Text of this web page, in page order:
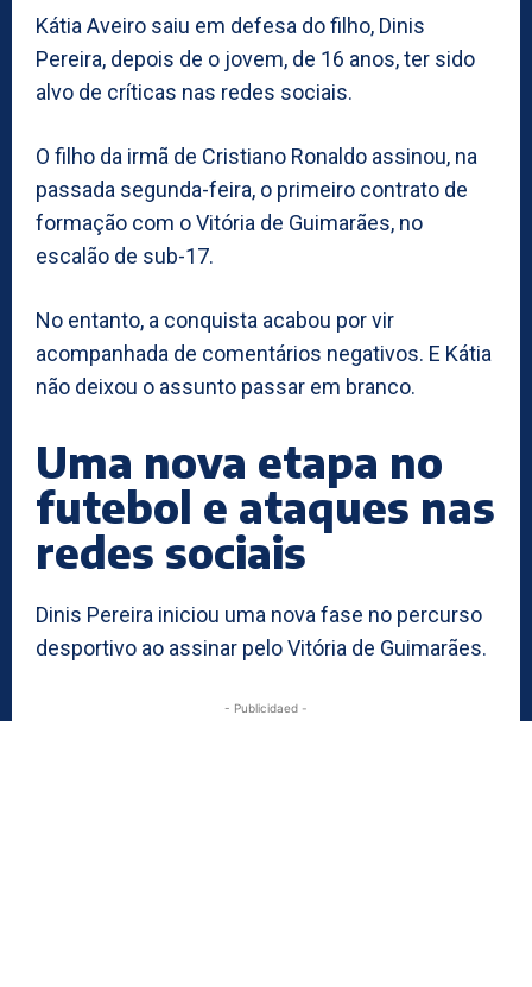
Kátia Aveiro saiu em defesa do filho, Dinis
Pereira, depois de o jovem, de 16 anos, ter sido
alvo de críticas nas redes sociais.
O filho da irmã de Cristiano Ronaldo assinou, na
passada segunda-feira, o primeiro contrato de
formação com o Vitória de Guimarães, no
escalão de sub-17.
No entanto, a conquista acabou por vir
acompanhada de comentários negativos. E Kátia
não deixou o assunto passar em branco.
Uma nova etapa no
futebol e ataques nas
redes sociais
Dinis Pereira iniciou uma nova fase no percurso
desportivo ao assinar pelo Vitória de Guimarães.
- Publicidaed -